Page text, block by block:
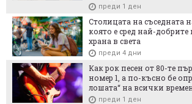
преди 1 ден
Столицата на съседната
която е сред най-добрите
храна в света
преди 4 дни
Как рок песен от 80-те
номер 1, а по-късно бе
лошата“ на всички
преди 1 ден